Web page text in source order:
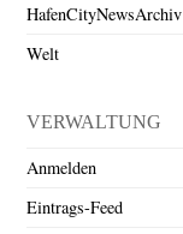
HafenCityNewsArchiv
Welt
VERWALTUNG
Anmelden
Eintrags-Feed